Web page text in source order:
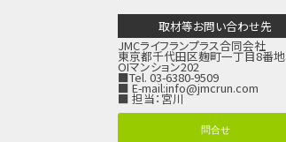
取材等お問い合わせ先
JMCライフランプラス合同会社
東京都千代田区麹町一丁目8番地
OIマンション202
■Tel. 03-6380-9509
■ E-mail:info@jmcrun.com
■ 担当：宮川
問合せ